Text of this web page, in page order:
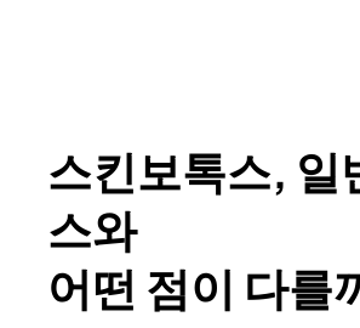
스킨보톡스, 일
스와
어떤 점이 다를